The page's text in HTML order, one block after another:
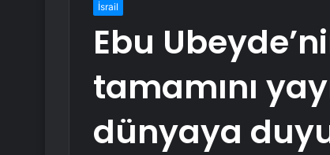
İsrail
Ebu
tamamını
dünyaya